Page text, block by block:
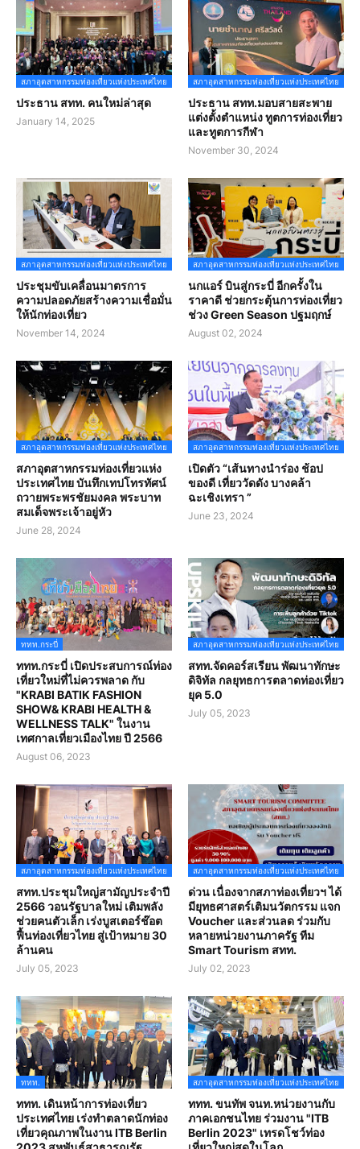
สภาอุตสาหกรรมท่องเที่ยวแห่งประเทศไทย
ประธาน สทท. คนใหม่ล่าสุด
January 14, 2025
สภาอุตสาหกรรมท่องเที่ยวแห่งประเทศไทย
ประธาน สทท.มอบสายสะพาย
แต่งตั้งตำแหน่ง ทูตการท่องเที่ยว
และทูตการกีฬา
November 30, 2024
สภาอุตสาหกรรมท่องเที่ยวแห่งประเทศไทย
ประชุมขับเคลื่อนมาตรการ
ความปลอดภัยสร้างความเชื่อมั่น
ให้นักท่องเที่ยว
November 14, 2024
สภาอุตสาหกรรมท่องเที่ยวแห่งประเทศไทย
นกแอร์ บินสู่กระบี่ อีกครั้งใน
ราคาดี ช่วยกระตุ้นการท่องเที่ยว
ช่วง Green Season ปฐมฤกษ์
August 02, 2024
สภาอุตสาหกรรมท่องเที่ยวแห่งประเทศไทย
สภาอุตสาหกรรมท่องเที่ยวแห่ง
ประเทศไทย บันทึกเทปโทรทัศน์
ถวายพระพรชัยมงคล พระบาท
สมเด็จพระเจ้าอยู่หัว
June 28, 2024
สภาอุตสาหกรรมท่องเที่ยวแห่งประเทศไทย
เปิดตัว “เส้นทางนำร่อง ช้อป
ของดี เที่ยววัดดัง บางคล้า
ฉะเชิงเทรา ”
June 23, 2024
ททท.กระบี่
ททท.กระบี่ เปิดประสบการณ์ท่อง
เที่ยวใหม่ที่ไม่ควรพลาด กับ
"KRABI BATIK FASHION
SHOW& KRABI HEALTH &
WELLNESS TALK" ในงาน
เทศกาลเที่ยวเมืองไทย ปี 2566
August 06, 2023
สภาอุตสาหกรรมท่องเที่ยวแห่งประเทศไทย
สทท.จัดคอร์สเรียน พัฒนาทักษะ
ดิจิทัล กลยุทธการตลาดท่องเที่ยว
ยุค 5.0
July 05, 2023
สภาอุตสาหกรรมท่องเที่ยวแห่งประเทศไทย
สทท.ประชุมใหญ่สามัญประจำปี
2566 วอนรัฐบาลใหม่ เติมพลัง
ช่วยคนตัวเล็ก เร่งบูสเตอร์ช๊อต
ฟื้นท่องเที่ยวไทย สู่เป้าหมาย 30
ล้านคน
July 05, 2023
สภาอุตสาหกรรมท่องเที่ยวแห่งประเทศไทย
ด่วน เนื่องจากสภาท่องเที่ยวฯ ได้
มียุทธศาสตร์เติมนวัตกรรม แจก
Voucher และส่วนลด ร่วมกับ
หลายหน่วยงานภาครัฐ ทีม
Smart Tourism สทท.
July 02, 2023
ททท.
ททท. เดินหน้าการท่องเที่ยว
ประเทศไทย เร่งทำตลาดนักท่อง
เที่ยวคุณภาพในงาน ITB Berlin
สภาอุตสาหกรรมท่องเที่ยวแห่งประเทศไทย
ททท. ขนทัพ จนท.หน่วยงานกับ
ภาคเอกชนไทย ร่วมงาน "ITB
Berlin 2023" เทรดโชว์ท่อง